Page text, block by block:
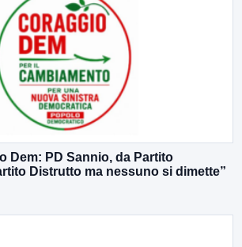
Dem: PD Sannio, da Partito
Distrutto ma nessuno si dimette”